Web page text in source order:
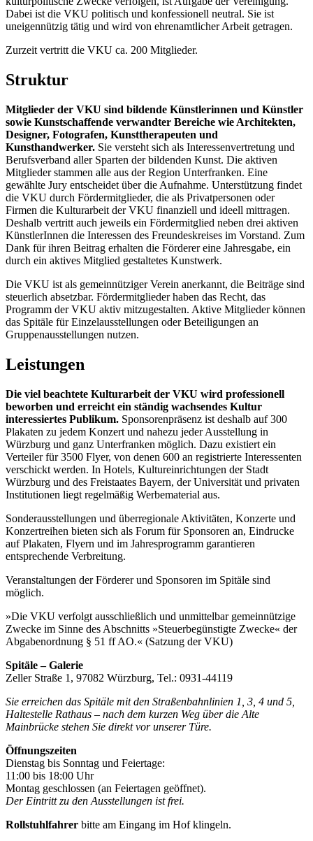
Dabei ist die VKU politisch und konfessionell neutral. Sie ist
uneigennützig tätig und wird von ehrenamtlicher Arbeit getragen.
Zurzeit vertritt die VKU ca. 200 Mitglieder.
Struktur
Mitglieder der VKU sind bildende Künstlerinnen und Künstler
sowie Kunstschaffende verwandter Bereiche wie Architekten,
Designer, Fotografen, Kunsttherapeuten und
Kunsthandwerker. Sie versteht sich als Interessenvertretung und
Berufsverband aller Sparten der bildenden Kunst. Die aktiven
Mitglieder stammen alle aus der Region Unterfranken. Eine
gewählte Jury entscheidet über die Aufnahme. Unterstützung findet
die VKU durch Fördermitglieder, die als Privatpersonen oder
Firmen die Kulturarbeit der VKU finanziell und ideell mittragen.
Deshalb vertritt auch jeweils ein Fördermitglied neben drei aktiven
KünstlerInnen die Interessen des Freundeskreises im Vorstand. Zum
Dank für ihren Beitrag erhalten die Förderer eine Jahresgabe, ein
durch ein aktives Mitglied gestaltetes Kunstwerk.
Die VKU ist als gemeinnütziger Verein anerkannt, die Beiträge sind
steuerlich absetzbar. Fördermitglieder haben das Recht, das
Programm der VKU aktiv mitzugestalten. Aktive Mitglieder können
das Spitäle für Einzelausstellungen oder Beteiligungen an
Gruppenausstellungen nutzen.
Leistungen
Die viel beachtete Kulturarbeit der VKU wird professionell
beworben und erreicht ein ständig wachsendes Kultur
interessiertes Publikum. Sponsorenpräsenz ist deshalb auf 300
Plakaten zu jedem Konzert und nahezu jeder Ausstellung in
Würzburg und ganz Unterfranken möglich. Dazu existiert ein
Verteiler für 3500 Flyer, von denen 600 an registrierte Interessenten
verschickt werden. In Hotels, Kultureinrichtungen der Stadt
Würzburg und des Freistaates Bayern, der Universität und privaten
Institutionen liegt regelmäßig Werbematerial aus.
Sonderausstellungen und überregionale Aktivitäten, Konzerte und
Konzertreihen bieten sich als Forum für Sponsoren an, Eindrucke
auf Plakaten, Flyern und im Jahresprogramm garantieren
entsprechende Verbreitung.
Veranstaltungen der Förderer und Sponsoren im Spitäle sind
möglich.
»Die VKU verfolgt ausschließlich und unmittelbar gemeinnützige
Zwecke im Sinne des Abschnitts »Steuerbegünstigte Zwecke« der
Abgabenordnung § 51 ff AO.« (Satzung der VKU)
Spitäle – Galerie
Zeller Straße 1, 97082 Würzburg, Tel.: 0931-44119
Sie erreichen das Spitäle mit den Straßenbahnlinien 1, 3, 4 und 5,
Haltestelle Rathaus – nach dem kurzen Weg über die Alte
Mainbrücke stehen Sie direkt vor unserer Türe.
Öffnungszeiten
Dienstag bis Sonntag und Feiertage:
11:00 bis 18:00 Uhr
Montag geschlossen (an Feiertagen geöffnet).
Der Eintritt zu den Ausstellungen ist frei.
Rollstuhlfahrer bitte am Eingang im Hof klingeln.